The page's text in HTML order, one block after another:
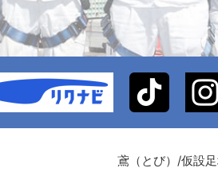
鳶（とび）/仮設